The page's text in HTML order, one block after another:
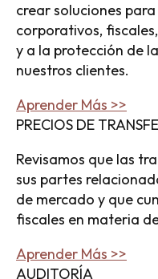
crear soluciones
corporativos,
y a la protección de
nuestros clientes.
Aprender Más >>
PRECIOS DE
Revisamos que las
sus partes
de mercado y que
fiscales en materia
Aprender Más >>
AUDITORÍA